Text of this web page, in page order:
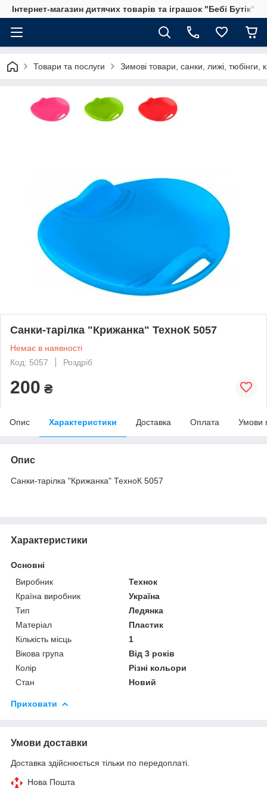
Інтернет-магазин дитячих товарів та іграшок "Бебі Бутік"
Товари та послуги Зимові товари, санки, лижі, тюбінги,
Санки-тарілка "Крижанка" ТехноК 5057
Немає в наявності
Код: 5057
Роздріб
200 ₴
Опис Характеристики Доставка Оплата Умови
Опис
Санки-тарілка "Крижанка" ТехноК 5057
Характеристики
Основні
Виробник
Технок
Країна виробник
Україна
Тип
Ледянка
Матеріал
Пластик
Кількість місць
1
Вікова група
Від 3 років
Колір
Різні кольори
Стан
Новий
Приховати
Умови доставки
Доставка здійснюється тільки по передоплаті.
Нова Пошта